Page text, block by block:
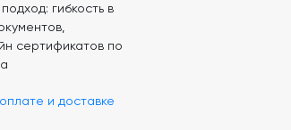
гибкость в
сертификатов по
и доставке